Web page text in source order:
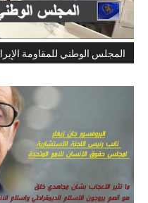
المجلس الوطني للمقاومة